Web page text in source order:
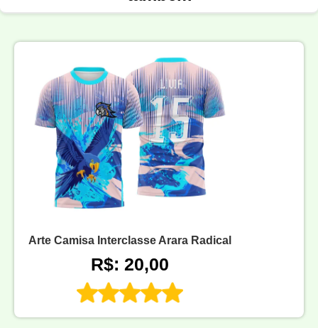
Arte Camisa Interclasse Arara Radical
R$: 20,00